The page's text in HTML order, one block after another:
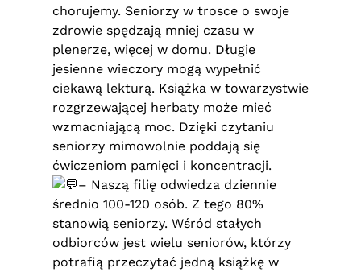
chorujemy. Seniorzy w trosce o swoje
zdrowie spędzają mniej czasu w
plenerze, więcej w domu. Długie
jesienne wieczory mogą wypełnić
ciekawą lekturą. Książka w towarzystwie
rozgrzewającej herbaty może mieć
wzmacniającą moc. Dzięki czytaniu
seniorzy mimowolnie poddają się
ćwiczeniom pamięci i koncentracji.
– Naszą filię odwiedza dziennie
średnio 100-120 osób. Z tego 80%
stanowią seniorzy. Wśród stałych
odbiorców jest wielu seniorów, którzy
potrafią przeczytać jedną książkę w